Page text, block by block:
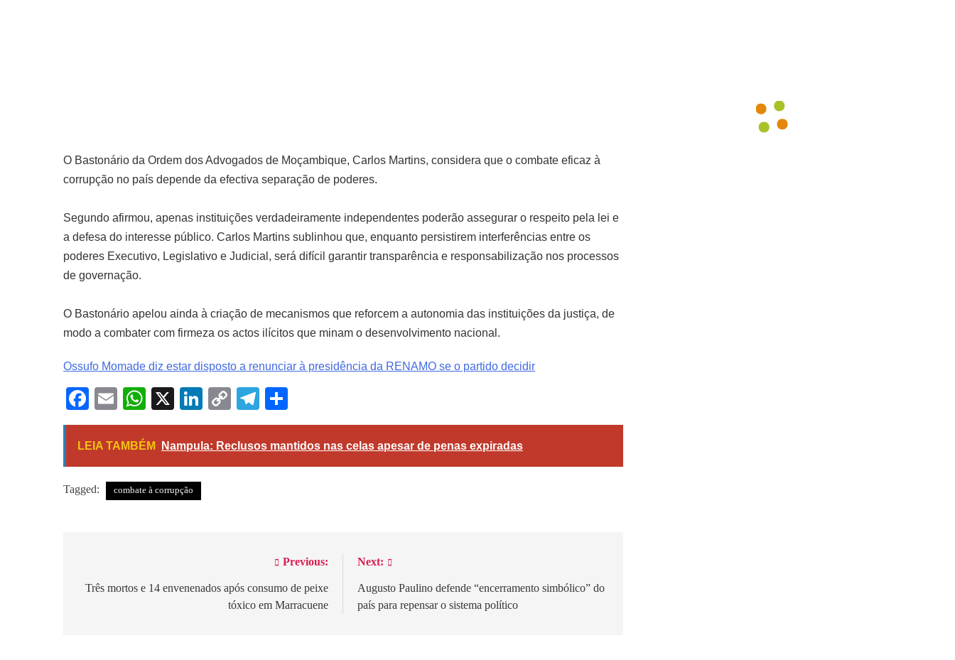
O Bastonário da Ordem dos Advogados de Moçambique, Carlos Martins, considera que o combate eficaz à
corrupção no país depende da efectiva separação de poderes.
Segundo afirmou, apenas instituições verdadeiramente independentes poderão assegurar o respeito pela lei e
a defesa do interesse público. Carlos Martins sublinhou que, enquanto persistirem interferências entre os
poderes Executivo, Legislativo e Judicial, será difícil garantir transparência e responsabilização nos processos
de governação.
O Bastonário apelou ainda à criação de mecanismos que reforcem a autonomia das instituições da justiça, de
modo a combater com firmeza os actos ilícitos que minam o desenvolvimento nacional.
Ossufo Momade diz estar disposto a renunciar à presidência da RENAMO se o partido decidir
Facebook
EmailWhatsApp
X LinkedIn
Copy
Link
Telegram
LEIA TAMBÉM Nampula: Reclusos mantidos nas celas apesar de penas expiradas
Tagged: combate à corrupção
de
Previous:
Três mortos e 14 envenenados após consumo de peixe
tóxico em Marracuene
Next:
Augusto Paulino defende “encerramento simbólico” do
país para repensar o sistema político